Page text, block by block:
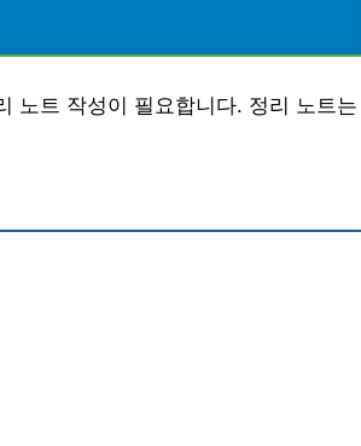
노트 작성이 필요합니다. 정리 노트는